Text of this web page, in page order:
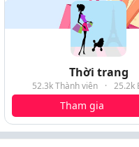
Thời trang
52.3k Thành viên · 25.2k
Tham gia